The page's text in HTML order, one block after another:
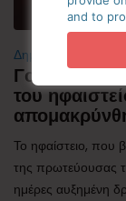
Δημοφιλή
Γουατεμάλα:
του
Το ηφαίστειο, που
της πρωτεύουσας
ημέρες αυξημένη
and to